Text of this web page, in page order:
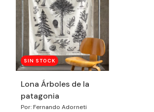
SIN STOCK
Lona Árboles de la
patagonia
Por: Fernando Adorneti